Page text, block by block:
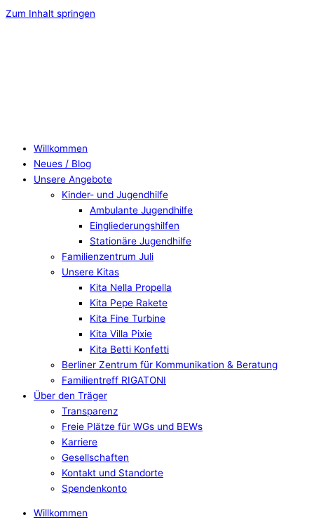
Zum Inhalt springen
Willkommen
Neues / Blog
Unsere Angebote
Kinder- und Jugendhilfe
Ambulante Jugendhilfe
Eingliederungshilfen
Stationäre Jugendhilfe
Familienzentrum Juli
Unsere Kitas
Kita Nella Propella
Kita Pepe Rakete
Kita Fine Turbine
Kita Villa Pixie
Kita Betti Konfetti
Berliner Zentrum für Kommunikation & Beratung
Familientreff RIGATONI
Über den Träger
Transparenz
Freie Plätze für WGs und BEWs
Karriere
Gesellschaften
Kontakt und Standorte
Spendenkonto
Willkommen